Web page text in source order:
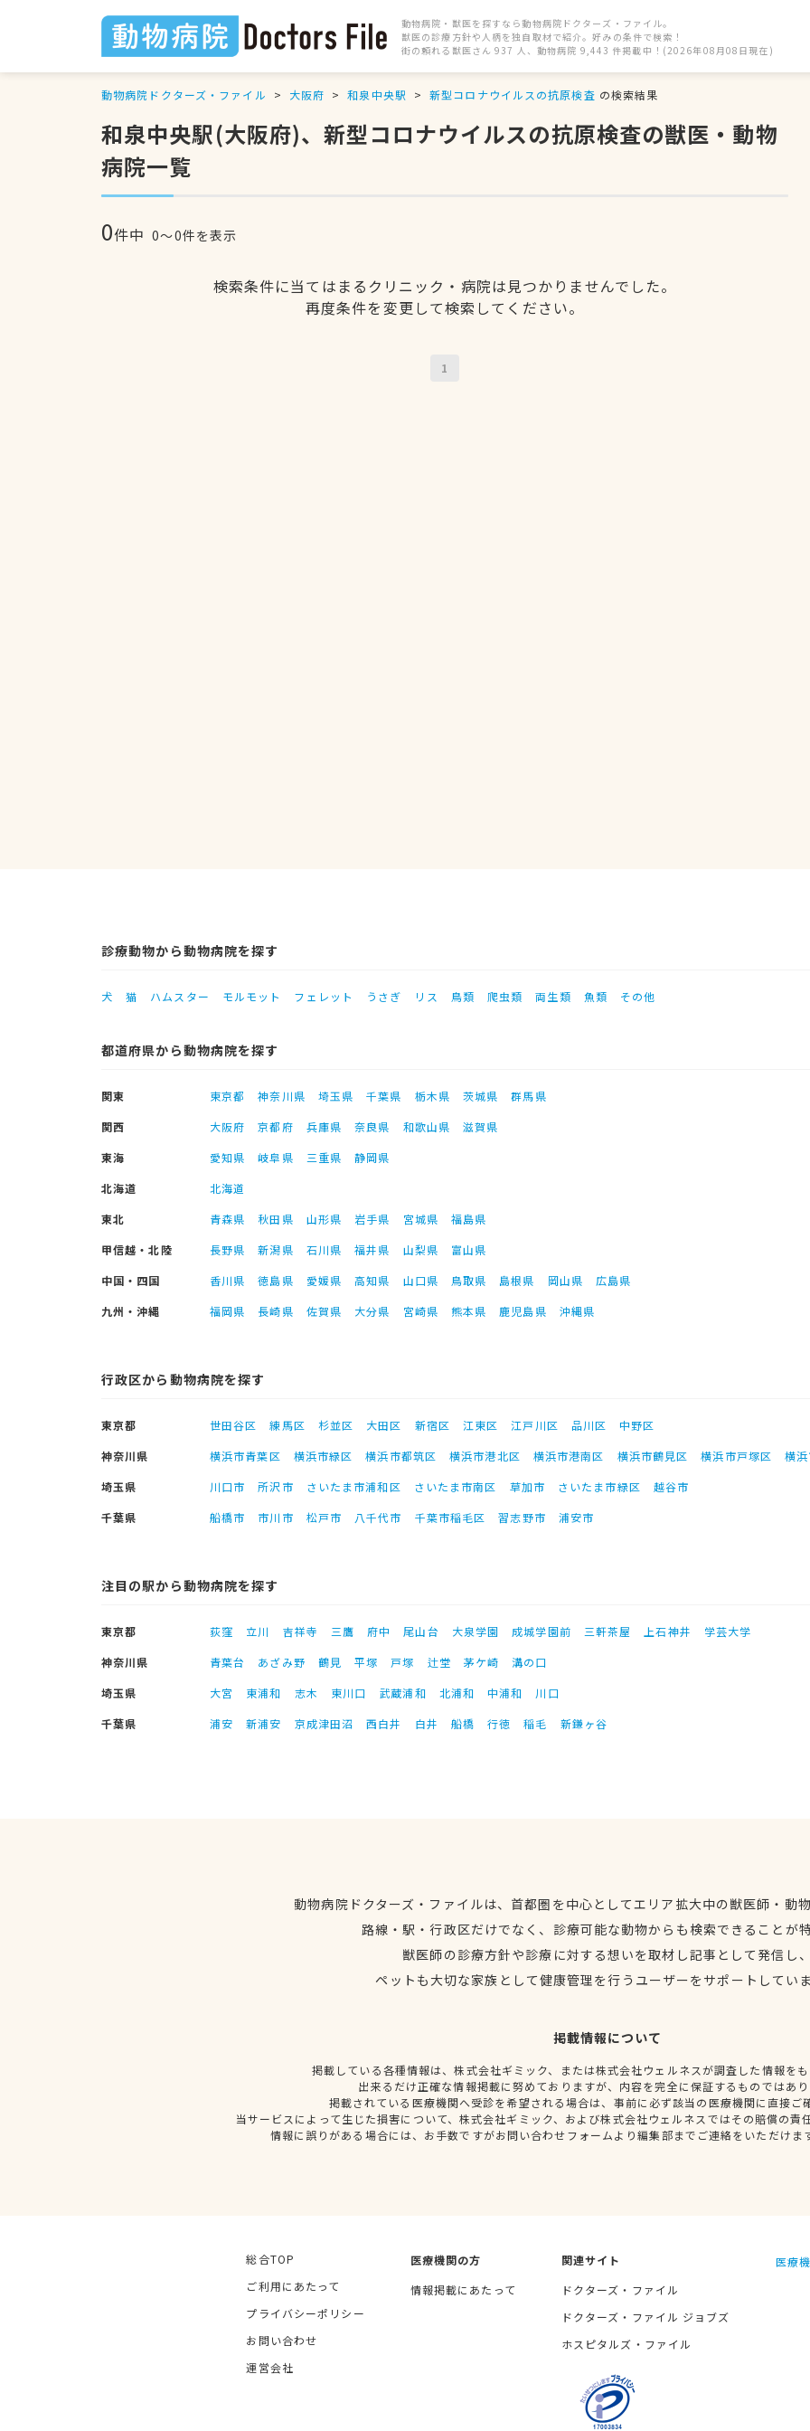
動物病院・獣医を探すなら動物病院ドクターズ・ファイル。
獣医の診療方針や人柄を独自取材で紹介。好みの条件で検索！
街の頼れる獣医さん 937 人、動物病院 9,443 件掲載中！(2026年08月08日現在)
動物病院ドクターズ・ファイル 大阪府 和泉中央駅 新型コロナウイルスの抗原検査 の検索結果
和泉中央駅(大阪府)、新型コロナウイルスの抗原検査の獣医・動物
病院一覧
0件中 0〜0件を表示
検索条件に当てはまるクリニック・病院は見つかりませんでした。
再度条件を変更して検索してください。
1
診療動物から動物病院を探す
犬 猫 ハムスター モルモット フェレット うさぎ リス 鳥類 爬虫類 両生類 魚類 その他
都道府県から動物病院を探す
関東 東京都 神奈川県 埼玉県 千葉県 栃木県 茨城県
群馬県
関西
大阪府 京都府 兵庫県 奈良県 和歌山県
滋賀県
東海
愛知県 岐阜県 三重県
静岡県
北海道
北海道
東北
青森県 秋田県 山形県 岩手県 宮城県
福島県
甲信越・北陸
長野県 新潟県 石川県 福井県 山梨県
富山県
中国・四国
香川県 徳島県 愛媛県 高知県 山口県 鳥取県 島根県 岡山県
広島県
九州・沖縄
福岡県 長崎県 佐賀県 大分県 宮崎県 熊本県 鹿児島県 沖縄県
行政区から動物病院を探す
東京都 世田谷区 練馬区 杉並区 大田区 新宿区 江東区 江戸川区 品川区
中野区
神奈川県
横浜市青葉区 横浜市緑区 横浜市都筑区 横浜市港北区 横浜市港南区 横浜市鶴見区 横浜市戸塚区
横
埼玉県
川口市 所沢市 さいたま市浦和区 さいたま市南区 草加市 さいたま市緑区
越谷市
千葉県
船橋市 市川市 松戸市 八千代市 千葉市稲毛区 習志野市 浦安市
注目の駅から動物病院を探す
東京都 荻窪 立川 吉祥寺 三鷹 府中 尾山台 大泉学園 成城学園前 三軒茶屋 上石神井
学芸大学
神奈川県
青葉台 あざみ野 鶴見 平塚 戸塚 辻堂 茅ケ崎
溝の口
埼玉県
大宮 東浦和 志木 東川口 武蔵浦和 北浦和 中浦和
川口
千葉県
浦安 新浦安 京成津田沼 西白井 白井 船橋 行徳 稲毛 新鎌ヶ谷
動物病院ドクターズ・ファイルは、首都圏を中心としてエリア拡大中の獣医師・動
路線・駅・行政区だけでなく、診療可能な動物からも検索できることが
獣医師の診療方針や診療に対する想いを取材し記事として発信し
ペットも大切な家族として健康管理を行うユーザーをサポートしてい
掲載情報について
掲載している各種情報は、株式会社ギミック、または株式会社ウェルネスが調査した情報を
出来るだけ正確な情報掲載に努めておりますが、内容を完全に保証するものではあ
掲載されている医療機関へ受診を希望される場合は、事前に必ず該当の医療機関に直接ご
当サービスによって生じた損害について、株式会社ギミック、および株式会社ウェルネスではその賠償の責
情報に誤りがある場合には、お手数ですがお問い合わせフォームより編集部までご連絡をいただけま
総合TOP
ご利用にあたって
プライバシーポリシー
お問い合わせ
運営会社
医療機関の方
情報掲載にあたって
関連サイト
ドクターズ・ファイル
ドクターズ・ファイル ジョブズ
ホスピタルズ・ファイル
医療